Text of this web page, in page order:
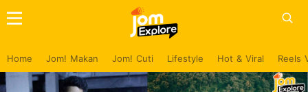
Home Jom! Makan Jom! Cuti Lifestyle Hot & Viral Reels